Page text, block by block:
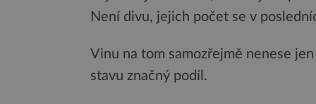
Není divu, jejich počet se v
Vinu na tom samozřejmě nenese
stavu značný podíl.